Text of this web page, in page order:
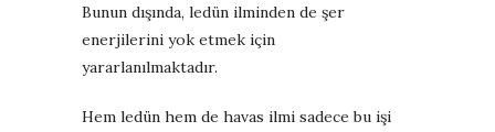
Bunun dışında, ledün ilminden de şer
enerjilerini yok etmek için
yararlanılmaktadır.
Hem ledün hem de havas ilmi sadece bu işi